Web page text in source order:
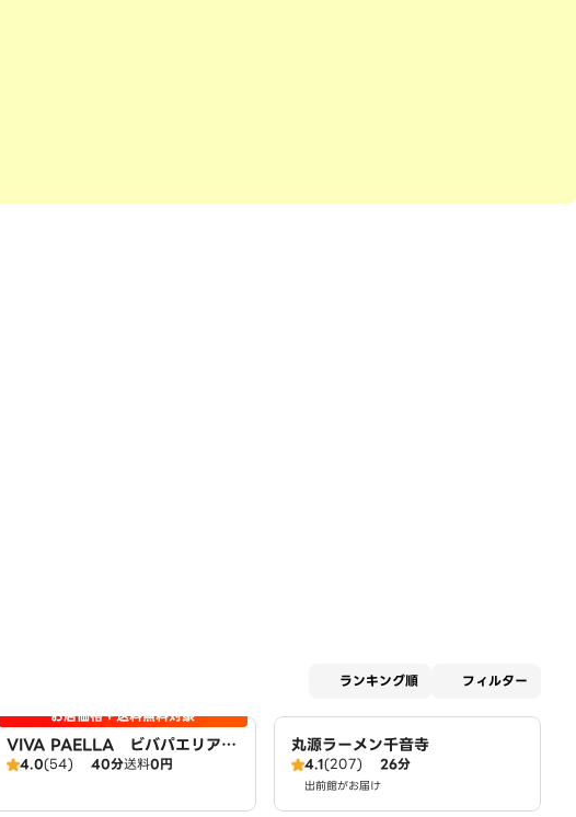
ランキング順 フィルター
お店価格＋送料無料対象
VIVA PAELLA ビバパエリア
あま大治店
4.0(54) 40分送料0円
丸源ラーメン千音寺
4.1(207) 26分
出前館がお届け